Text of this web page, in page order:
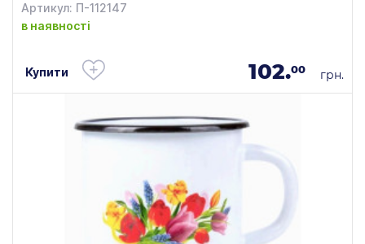
Артикул: П-112147
в наявності
Купити 102.00 грн.